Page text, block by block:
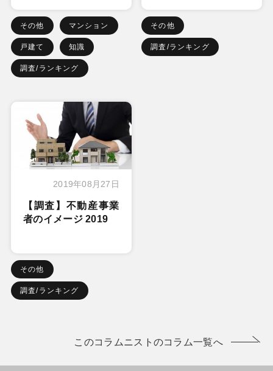
その他 マンション
戸建て 知識
調査/ランキング
その他
調査/ランキング
2019年08月27日
【調査】不動産事業
者のイメージ 2019
その他
調査/ランキング
このコラムニストのコラム一覧へ